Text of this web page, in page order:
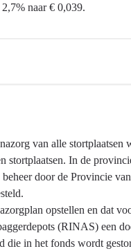
naar € 0,039.
van alle stortplaatsen
In de
door de Provincie
opstellen en dat
(RINAS) een
die in het fonds wordt